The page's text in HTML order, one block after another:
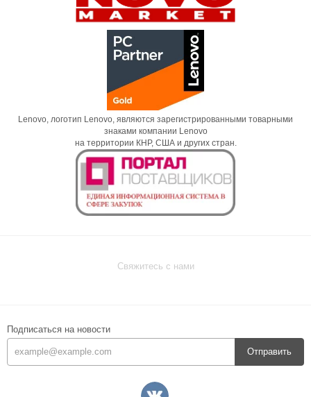
Lenovo, логотип Lenovo, являются зарегистрированными товарными
знаками компании Lenovo
на территории КНР, США и других стран.
Свяжитесь с нами
Подписаться на новости
Отправить